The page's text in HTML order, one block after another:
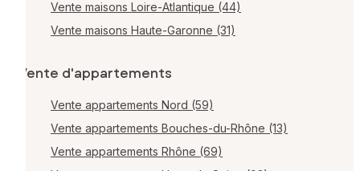
Vente maisons Loire-Atlantique (44)
Vente maisons Haute-Garonne (31)
Vente d'appartements
Vente appartements Nord (59)
Vente appartements Bouches-du-Rhône (13)
Vente appartements Rhône (69)